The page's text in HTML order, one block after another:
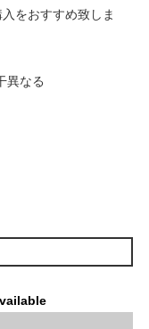
をおすすめ致しま
異なる